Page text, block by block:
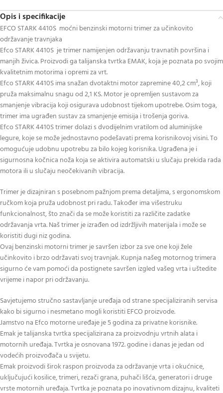
Opis i specifikacije
EFCO STARK 4410S moćni benzinski motorni trimer za učinkovito
održavanje travnjaka
Efco STARK 4410S je trimer namijenjen održavanju travnatih površina i
manjih živica. Proizvodi ga talijanska tvrtka EMAK, koja je poznata po svojim
kvalitetnim motorima i opremi za vrt.
Efco STARK 4410S ima snažan dvotaktni motor zapremine 40,2 cm³, koji
pruža maksimalnu snagu od 2,1 KS. Motor je opremljen sustavom za
smanjenje vibracija koji osigurava udobnost tijekom upotrebe. Osim toga,
trimer ima ugrađen sustav za smanjenje emisija i trošenja goriva.
Efco STARK 4410S trimer dolazi s dvodijelnim vratilom od aluminijske
legure, koje se može jednostavno podešavati prema korisnikovoj visini. To
omogućuje udobnu upotrebu za bilo kojeg korisnika. Ugrađena je i
sigurnosna kočnica noža koja se aktivira automatski u slučaju prekida rada
motora ili u slučaju neočekivanih vibracija.
Trimer je dizajniran s posebnom pažnjom prema detaljima, s ergonomskom
ručkom koja pruža udobnost pri radu. Također ima višestruku
funkcionalnost, što znači da se može koristiti za različite zadatke
održavanja vrta. Naš trimer je izrađen od izdržljivih materijala i može se
koristiti dugi niz godina.
Ovaj benzinski motorni trimer je savršen izbor za sve one koji žele
učinkovito i brzo održavati svoj travnjak. Kupnja našeg motornog trimera
sigurno će vam pomoći da postignete savršen izgled vašeg vrta i uštedite
vrijeme i napor pri održavanju.
Savjetujemo stručno sastavljanje uređaja od strane specijaliziranih servisa
kako bi sigurno i nesmetano mogli koristiti EFCO proizvode.
Jamstvo na Efco motorne uređaje je 5 godina za privatne korisnike.
Emak je talijanska tvrtka specijalizirana za proizvodnju vrtnih alata i
motornih uređaja. Tvrtka je osnovana 1972. godine i danas je jedan od
vodećih proizvođača u svijetu.
Emak proizvodi širok raspon proizvoda za održavanje vrta i okućnice,
uključujući kosilice, trimeri, rezači grana, puhači lišća, generatori i druge
vrste motornih uređaja. Tvrtka je poznata po inovativnom dizajnu, kvaliteti